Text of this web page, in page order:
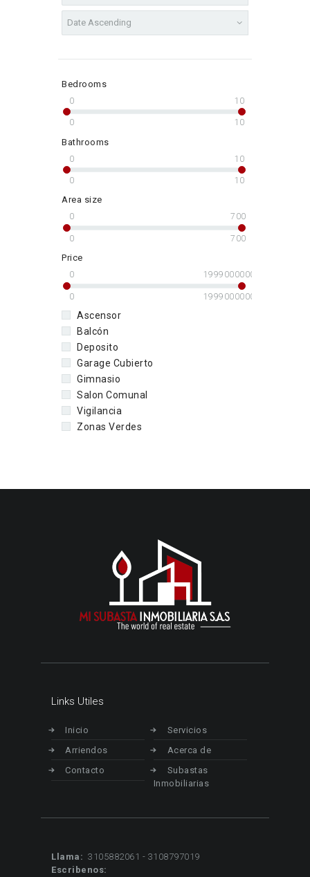
Bedrooms
0 10
0 10
Bathrooms
0 10
0 10
Area size
0 700
0 700
Price
0 1999000000
0 1999000000
Ascensor
Balcón
Deposito
Garage Cubierto
Gimnasio
Salon Comunal
Vigilancia
Zonas Verdes
Links Utiles
Inicio
Servicios
Arriendos
Acerca de
Contacto
Subastas
Inmobiliarias
Llama: 3105882061 - 3108797019
Escribenos: